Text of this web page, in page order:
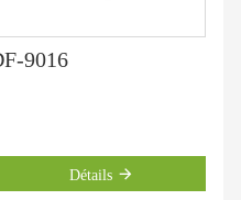
9016
Détails